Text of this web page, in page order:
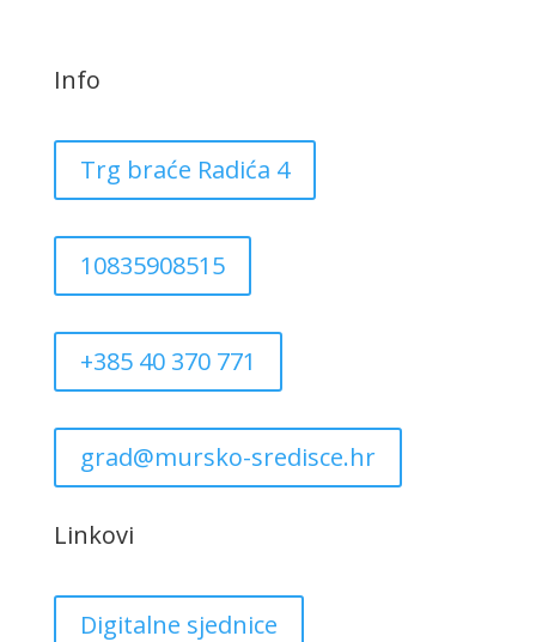
Info
Trg braće Radića 4
10835908515
+385 40 370 771
grad@mursko-sredisce.hr
Linkovi
Digitalne sjednice